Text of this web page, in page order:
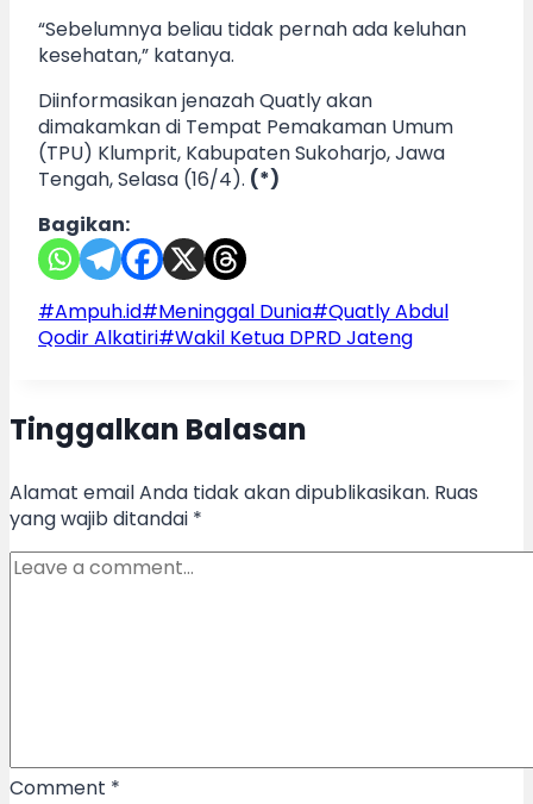
“Sebelumnya beliau tidak pernah ada keluhan
kesehatan,” katanya.
Diinformasikan jenazah Quatly akan
dimakamkan di Tempat Pemakaman Umum
(TPU) Klumprit, Kabupaten Sukoharjo, Jawa
Tengah, Selasa (16/4). (*)
Bagikan:
Post
Tags:
#Ampuh.id#Meninggal Dunia#Quatly Abdul
Qodir Alkatiri#Wakil Ketua DPRD Jateng
Tinggalkan Balasan
Alamat email Anda tidak akan dipublikasikan. Ruas
yang wajib ditandai *
Comment *